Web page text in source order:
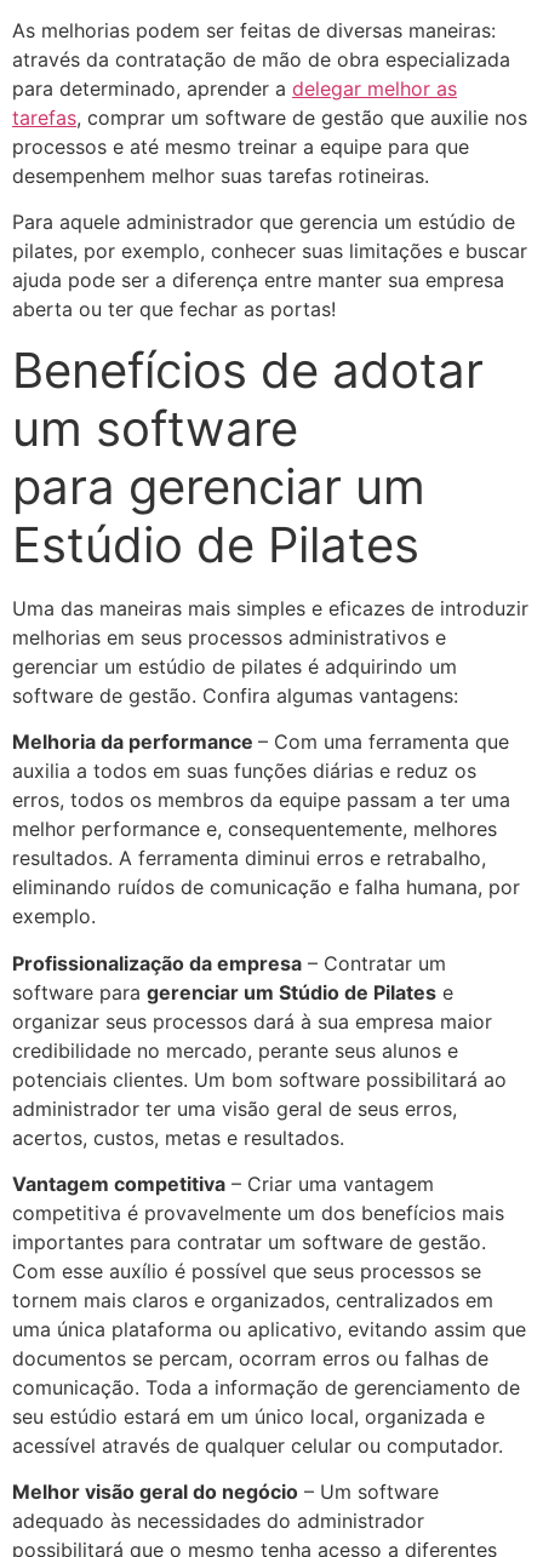
As melhorias podem ser feitas de diversas maneiras:
através da contratação de mão de obra especializada
para determinado, aprender a delegar melhor as
tarefas, comprar um software de gestão que auxilie nos
processos e até mesmo treinar a equipe para que
desempenhem melhor suas tarefas rotineiras.
Para aquele administrador que gerencia um estúdio de
pilates, por exemplo, conhecer suas limitações e buscar
ajuda pode ser a diferença entre manter sua empresa
aberta ou ter que fechar as portas!
Benefícios de adotar
um software
para gerenciar um
Estúdio de Pilates
Uma das maneiras mais simples e eficazes de introduzir
melhorias em seus processos administrativos e
gerenciar um estúdio de pilates é adquirindo um
software de gestão. Confira algumas vantagens:
Melhoria da performance – Com uma ferramenta que
auxilia a todos em suas funções diárias e reduz os
erros, todos os membros da equipe passam a ter uma
melhor performance e, consequentemente, melhores
resultados. A ferramenta diminui erros e retrabalho,
eliminando ruídos de comunicação e falha humana, por
exemplo.
Profissionalização da empresa – Contratar um
software para gerenciar um Stúdio de Pilates e
organizar seus processos dará à sua empresa maior
credibilidade no mercado, perante seus alunos e
potenciais clientes. Um bom software possibilitará ao
administrador ter uma visão geral de seus erros,
acertos, custos, metas e resultados.
Vantagem competitiva – Criar uma vantagem
competitiva é provavelmente um dos benefícios mais
importantes para contratar um software de gestão.
Com esse auxílio é possível que seus processos se
tornem mais claros e organizados, centralizados em
uma única plataforma ou aplicativo, evitando assim que
documentos se percam, ocorram erros ou falhas de
comunicação. Toda a informação de gerenciamento de
seu estúdio estará em um único local, organizada e
acessível através de qualquer celular ou computador.
Melhor visão geral do negócio – Um software
adequado às necessidades do administrador
possibilitará que o mesmo tenha acesso a diferentes